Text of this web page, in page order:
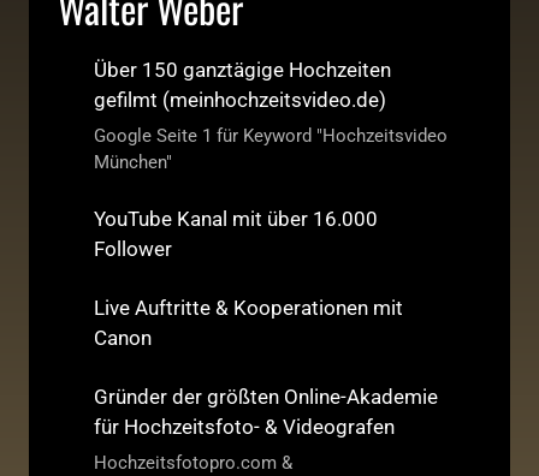
Über 150 ganztägige Hochzeiten
gefilmt (meinhochzeitsvideo.de)
Google Seite 1 für Keyword "Hochzeitsvideo
München"
YouTube Kanal mit über 16.000
Follower
Live Auftritte & Kooperationen mit
Canon
Gründer der größten Online-Akademie
für Hochzeitsfoto- & Videografen
Hochzeitsfotopro.com &